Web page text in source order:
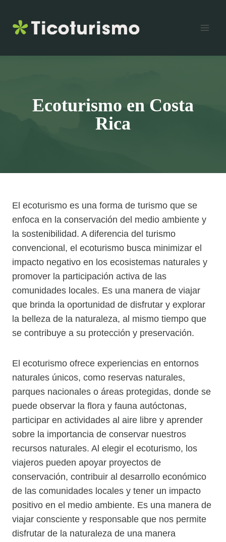
content
Ecoturismo en Costa
Rica
El ecoturismo es una forma de turismo que se
enfoca en la conservación del medio ambiente y
la sostenibilidad. A diferencia del turismo
convencional, el ecoturismo busca minimizar el
impacto negativo en los ecosistemas naturales y
promover la participación activa de las
comunidades locales. Es una manera de viajar
que brinda la oportunidad de disfrutar y explorar
la belleza de la naturaleza, al mismo tiempo que
se contribuye a su protección y preservación.
El ecoturismo ofrece experiencias en entornos
naturales únicos, como reservas naturales,
parques nacionales o áreas protegidas, donde se
puede observar la flora y fauna autóctonas,
participar en actividades al aire libre y aprender
sobre la importancia de conservar nuestros
recursos naturales. Al elegir el ecoturismo, los
viajeros pueden apoyar proyectos de
conservación, contribuir al desarrollo económico
de las comunidades locales y tener un impacto
positivo en el medio ambiente. Es una manera de
viajar consciente y responsable que nos permite
disfrutar de la naturaleza de una manera